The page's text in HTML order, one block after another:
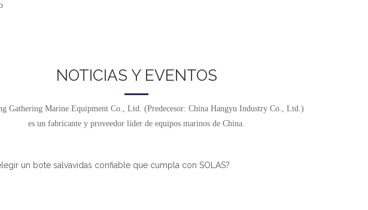
NOTICIAS Y EVENTOS
Gathering Marine Equipment Co., Ltd. (Predecesor: China Hangyu Industry Co., Ltd.)
es un fabricante y proveedor líder de equipos marinos de China.
un bote salvavidas confiable que cumpla con SOLAS?